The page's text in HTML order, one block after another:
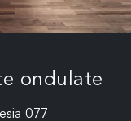
ondulate
077